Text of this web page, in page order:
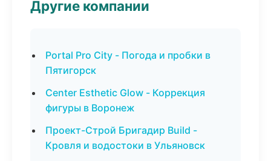
Другие компании
Portal Pro City - Погода и пробки в
Пятигорск
Center Esthetic Glow - Коррекция
фигуры в Воронеж
Проект-Строй Бригадир Build -
Кровля и водостоки в Ульяновск